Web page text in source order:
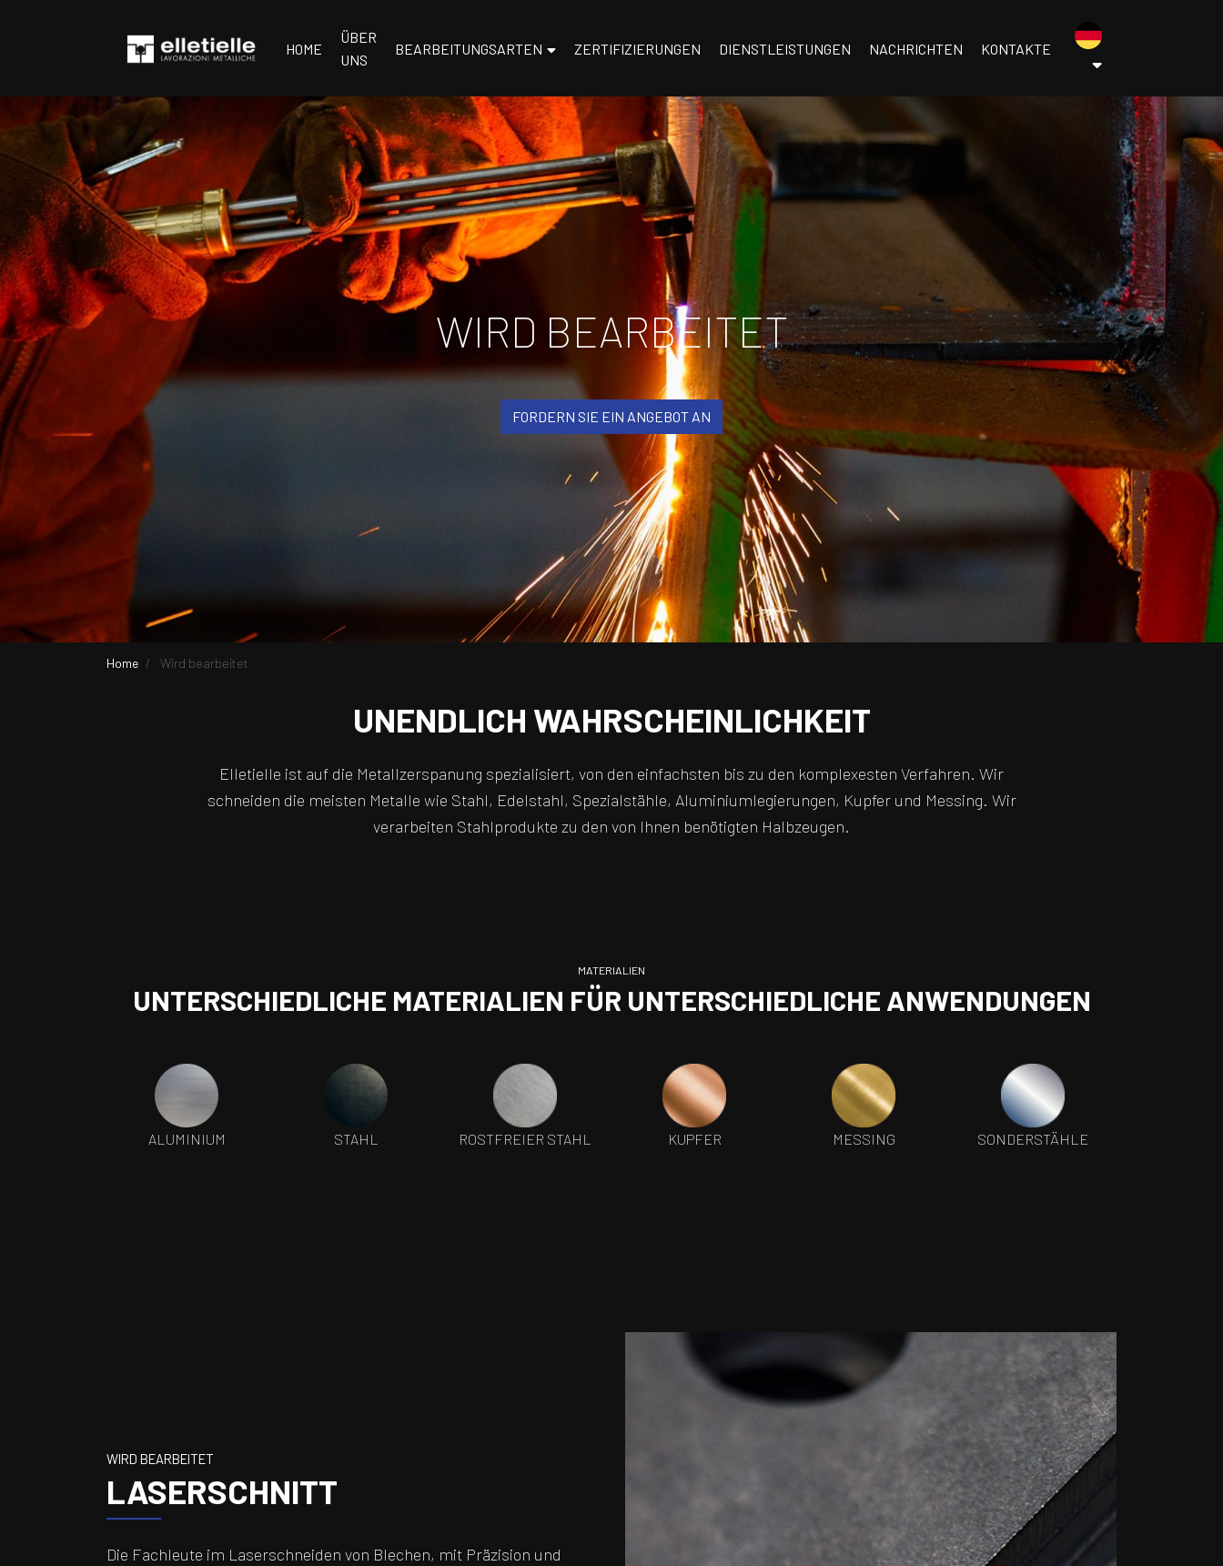
HOME
ÜBER
UNS
BEARBEITUNGSARTEN ZERTIFIZIERUNGEN DIENSTLEISTUNGEN NACHRICHTEN KONTAKTE
menu.tedesco
WIRD BEARBEITET
FORDERN SIE EIN ANGEBOT AN
Home Wird bearbeitet
UNENDLICH WAHRSCHEINLICHKEIT
Elletielle ist auf die Metallzerspanung spezialisiert, von den einfachsten bis zu den komplexesten Verfahren. Wir
schneiden die meisten Metalle wie Stahl, Edelstahl, Spezialstähle, Aluminiumlegierungen, Kupfer und Messing. Wir
verarbeiten Stahlprodukte zu den von Ihnen benötigten Halbzeugen.
MATERIALIEN
UNTERSCHIEDLICHE MATERIALIEN FÜR UNTERSCHIEDLICHE ANWENDUNGEN
ALUMINIUM STAHL ROSTFREIER STAHL KUPFER MESSING SONDERSTÄHLE
WIRD BEARBEITET
LASERSCHNITT
Die Fachleute im Laserschneiden von Blechen, mit Präzision und